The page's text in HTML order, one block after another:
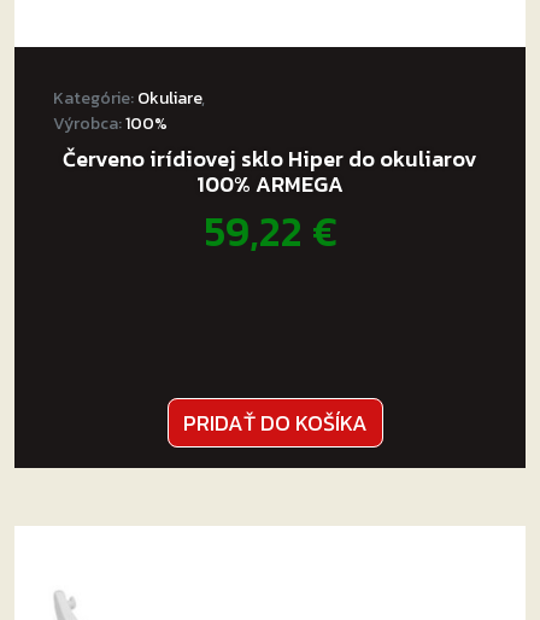
Kategórie:Okuliare,
Výrobca:100%
Červeno irídiovej sklo Hiper do okuliarov
100% ARMEGA
59,22 €
PRIDAŤ DO KOŠÍKA